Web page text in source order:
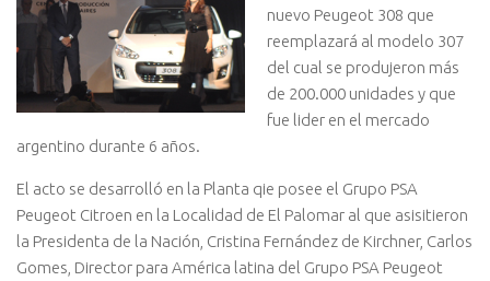
nuevo Peugeot 308 que
reemplazará al modelo 307
del cual se produjeron más
de 200.000 unidades y que
fue lider en el mercado
argentino durante 6 años.
El acto se desarrolló en la Planta qie posee el Grupo PSA
Peugeot Citroen en la Localidad de El Palomar al que asisitieron
la Presidenta de la Nación, Cristina Fernández de Kirchner, Carlos
Gomes, Director para América latina del Grupo PSA Peugeot